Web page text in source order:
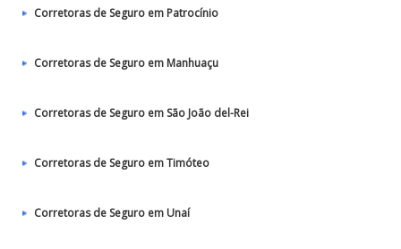
Corretoras de Seguro em Patrocínio
Corretoras de Seguro em Manhuaçu
Corretoras de Seguro em São João del-Rei
Corretoras de Seguro em Timóteo
Corretoras de Seguro em Unaí